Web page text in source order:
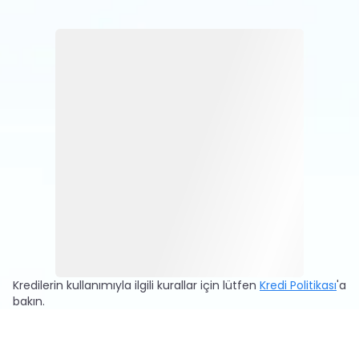
Kredilerin kullanımıyla ilgili kurallar için lütfen Kredi Politikası'a
bakın.